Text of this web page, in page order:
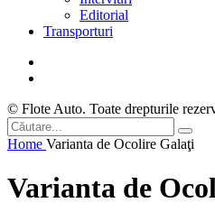
Editorial
Transporturi
© Flote Auto. Toate drepturile
Home Varianta de Ocolire Galaţi
Varianta de